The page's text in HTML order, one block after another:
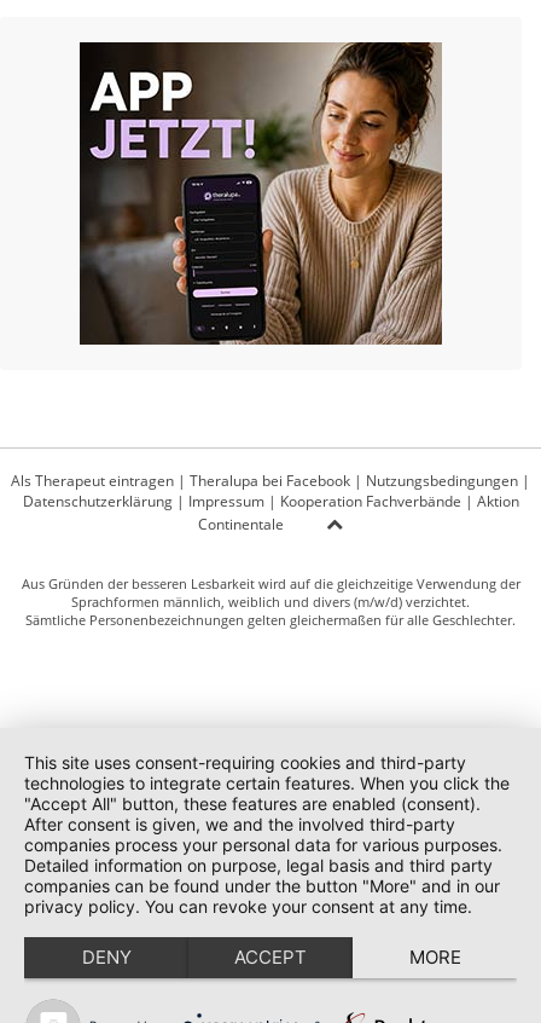
Als Therapeut eintragen | Theralupa bei Facebook | Nutzungsbedingungen |
Datenschutzerklärung| Impressum| Kooperation Fachverbände | Aktion
Continentale
Aus Gründen der besseren Lesbarkeit wird auf die gleichzeitige Verwendung der
Sprachformen männlich, weiblich und divers (m/w/d) verzichtet.
Sämtliche Personenbezeichnungen gelten gleichermaßen für alle Geschlechter.
This site uses consent-requiring cookies and third-party
technologies to integrate certain features. When you click the
"Accept All" button, these features are enabled (consent).
After consent is given, we and the involved third-party
companies process your personal data for various purposes.
Detailed information on purpose, legal basis and third party
companies can be found under the button "More" and in our
privacy policy. You can revoke your consent at any time.
DENY ACCEPT MORE